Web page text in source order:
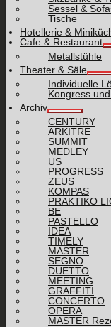
Sessel &
Tische
Hotellerie &
Cafe & Restaurant
Metallstühle
Theater & Säle
Individuelle
Kongress
Archiv
CENTURY
ARKITRE
SUMMIT
MEDLEY
US
PROGRESS
ZEUS
KOMPAS
PRAKTIKO
BE
PASTELLO
IDEA
TIMELY
MASTER
SEGNO
DUETTO
MEETING
GRAFFITI
CONCERTO
OPERA
MASTER